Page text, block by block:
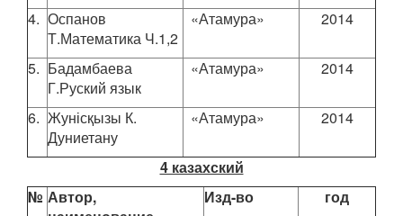
4. Оспанов
Т.Математика Ч.1,2
«Атамура» 2014
5. Бадамбаева
Г.Руский язык
«Атамура» 2014
6. Жунісқызы К.
Дуниетану
«Атамура» 2014
4 казахский
№ Автор,
Изд-во
год